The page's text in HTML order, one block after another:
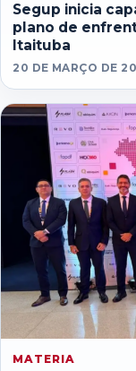
Segup inicia
plano de
Itaituba
20 DE MARÇO DE
MATERIA